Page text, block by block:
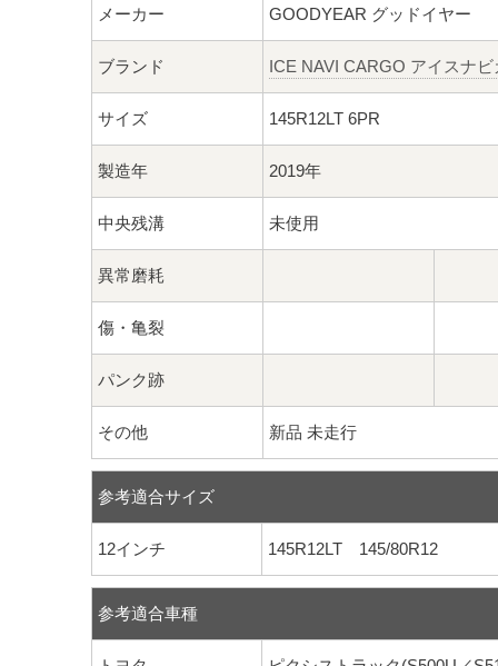
メーカー GOODYEAR グッドイヤー
ブランド ICE NAVI CARGO アイスナビ
サイズ 145R12LT 6PR
製造年 2019年
中央残溝 未使用
異常磨耗
傷・亀裂
パンク跡
その他 新品 未走行
参考適合サイズ
12インチ 145R12LT 145/80R12
参考適合車種